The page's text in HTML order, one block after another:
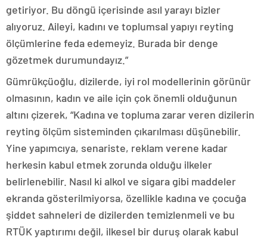
getiriyor. Bu döngü içerisinde asıl yarayı bizler
alıyoruz. Aileyi, kadını ve toplumsal yapıyı reyting
ölçümlerine feda edemeyiz. Burada bir denge
gözetmek durumundayız.”
Gümrükçüoğlu, dizilerde, iyi rol modellerinin görünür
olmasının, kadın ve aile için çok önemli olduğunun
altını çizerek, “Kadına ve topluma zarar veren dizilerin
reyting ölçüm sisteminden çıkarılması düşünebilir.
Yine yapımcıya, senariste, reklam verene kadar
herkesin kabul etmek zorunda olduğu ilkeler
belirlenebilir. Nasıl ki alkol ve sigara gibi maddeler
ekranda gösterilmiyorsa, özellikle kadına ve çocuğa
şiddet sahneleri de dizilerden temizlenmeli ve bu
RTÜK yaptırımı değil, ilkesel bir duruş olarak kabul